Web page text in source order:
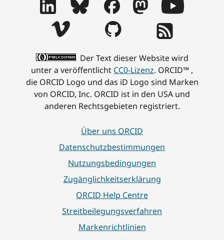
Der Text dieser Website wird
unter a veröffentlicht CC0-Lizenz. ORCID™ ,
die ORCID Logo und das iD Logo sind Marken
von ORCID, Inc. ORCID ist in den USA und
anderen Rechtsgebieten registriert.
Über uns ORCID
Datenschutzbestimmungen
Nutzungsbedingungen
Zugänglichkeitserklärung
ORCID Help Centre
Streitbeilegungsverfahren
Markenrichtlinien